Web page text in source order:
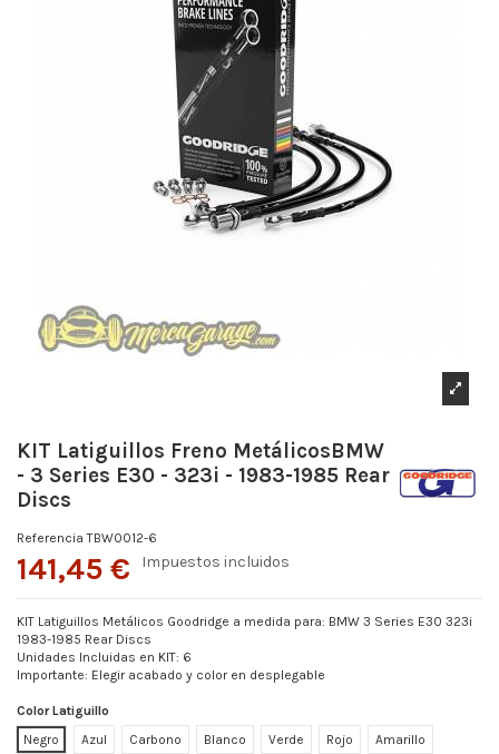
KIT Latiguillos Freno MetálicosBMW
- 3 Series E30 - 323i - 1983-1985 Rear
Discs
Referencia TBW0012-6
141,45 € Impuestos incluidos
KIT Latiguillos Metálicos Goodridge a medida para: BMW 3 Series E30 323i
1983-1985 Rear Discs
Unidades Incluidas en KIT: 6
Importante: Elegir acabado y color en desplegable
Color Latiguillo
Negro
Azul Carbono Blanco Verde Rojo Amarillo